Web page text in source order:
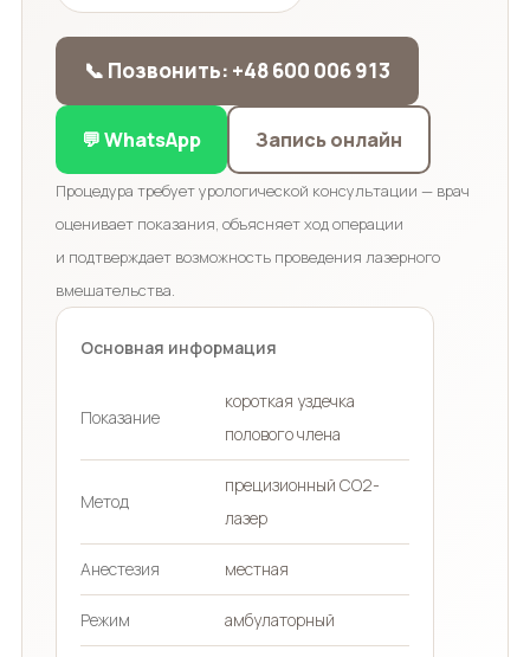
📞 Позвонить: +48 600 006 913
💬 WhatsApp Запись онлайн
Процедура требует урологической консультации — врач
оценивает показания, объясняет ход операции
и подтверждает возможность проведения лазерного
вмешательства.
Основная информация
Показание
короткая уздечка
полового члена
Метод
прецизионный CO2-
лазер
Анестезия местная
Режим амбулаторный